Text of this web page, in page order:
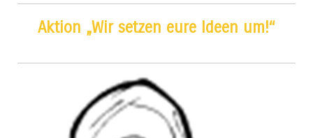
Aktion „Wir setzen eure Ideen um!“